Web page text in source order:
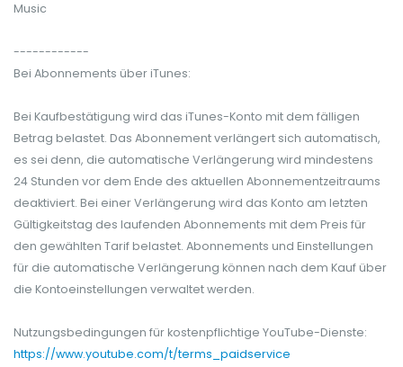
Music
------------
Bei Abonnements über iTunes:
Bei Kaufbestätigung wird das iTunes-Konto mit dem fälligen
Betrag belastet. Das Abonnement verlängert sich automatisch,
es sei denn, die automatische Verlängerung wird mindestens
24 Stunden vor dem Ende des aktuellen Abonnementzeitraums
deaktiviert. Bei einer Verlängerung wird das Konto am letzten
Gültigkeitstag des laufenden Abonnements mit dem Preis für
den gewählten Tarif belastet. Abonnements und Einstellungen
für die automatische Verlängerung können nach dem Kauf über
die Kontoeinstellungen verwaltet werden.
Nutzungsbedingungen für kostenpflichtige YouTube-Dienste:
https://www.youtube.com/t/terms_paidservice